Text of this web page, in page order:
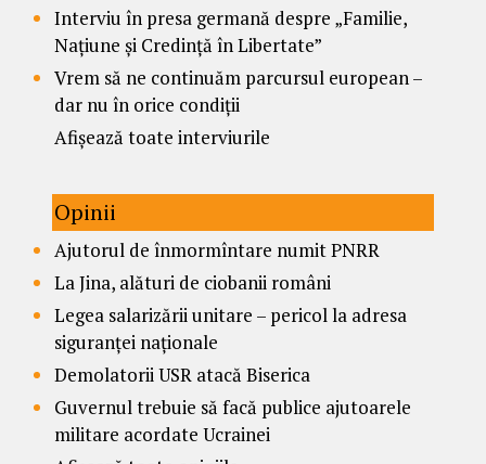
Interviu în presa germană despre „Familie,
Națiune și Credință în Libertate”
Vrem să ne continuăm parcursul european –
dar nu în orice condiții
Afișează toate interviurile
Opinii
Ajutorul de înmormîntare numit PNRR
La Jina, alături de ciobanii români
Legea salarizării unitare – pericol la adresa
siguranței naționale
Demolatorii USR atacă Biserica
Guvernul trebuie să facă publice ajutoarele
militare acordate Ucrainei